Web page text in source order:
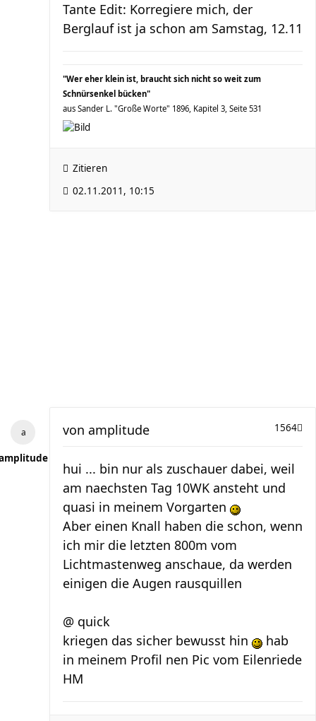
Tante Edit: Korregiere mich, der
Berglauf ist ja schon am Samstag, 12.11
"Wer eher klein ist, braucht sich nicht so weit zum
Schnürsenkel bücken"
aus Sander L. "Große Worte" 1896, Kapitel 3, Seite 531
Zitieren
02.11.2011, 10:15
1564
von amplitude
hui ... bin nur als zuschauer dabei, weil
am naechsten Tag 10WK ansteht und
quasi in meinem Vorgarten
Aber einen Knall haben die schon, wenn
ich mir die letzten 800m vom
Lichtmastenweg anschaue, da werden
einigen die Augen rausquillen
@ quick
kriegen das sicher bewusst hin
hab
in meinem Profil nen Pic vom Eilenriede
HM